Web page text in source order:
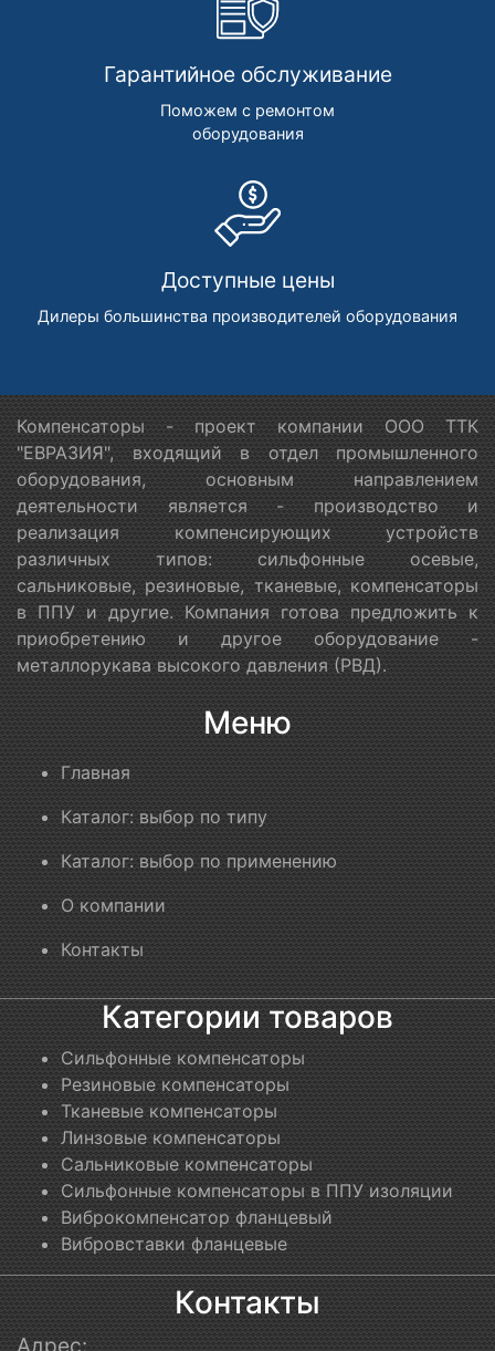
Гарантийное обслуживание
Поможем с ремонтом
оборудования
Доступные цены
Дилеры большинства производителей оборудования
Компенсаторы - проект компании ООО ТТК
"ЕВРАЗИЯ", входящий в отдел промышленного
оборудования, основным направлением
деятельности является - производство и
реализация компенсирующих устройств
различных типов: сильфонные осевые,
сальниковые, резиновые, тканевые, компенсаторы
в ППУ и другие. Компания готова предложить к
приобретению и другое оборудование -
металлорукава высокого давления (РВД).
Меню
Главная
Каталог: выбор по типу
Каталог: выбор по применению
О компании
Контакты
Категории товаров
Сильфонные компенсаторы
Резиновые компенсаторы
Тканевые компенсаторы
Линзовые компенсаторы
Сальниковые компенсаторы
Сильфонные компенсаторы в ППУ изоляции
Виброкомпенсатор фланцевый
Вибровставки фланцевые
Контакты